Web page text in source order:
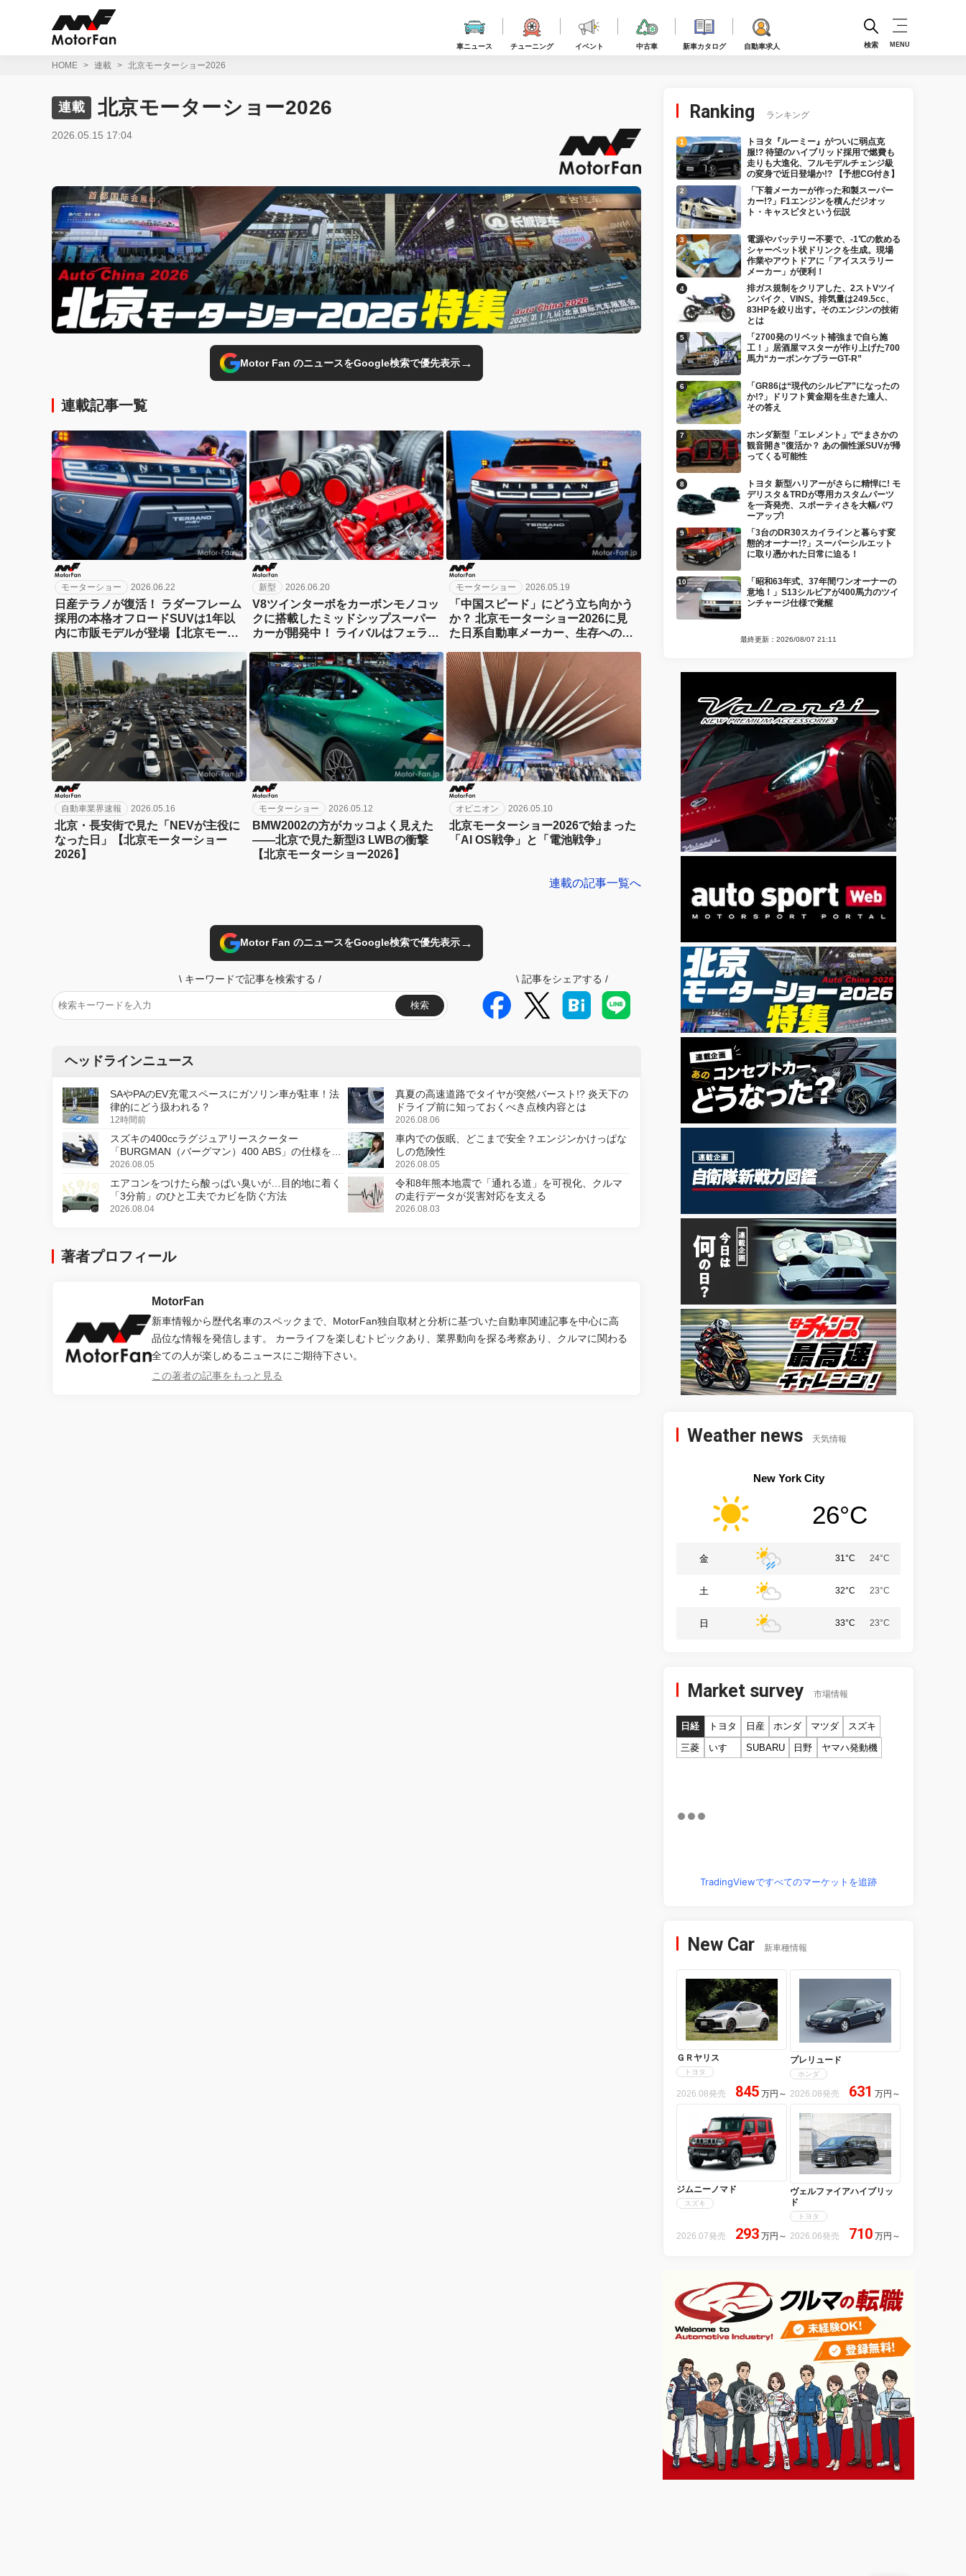
車ニュース チューニング イベント 中古車 新車カタログ 自動車求人 検索 MENU
HOME 連載 北京モーターショー2026
連載 北京モーターショー2026
2026.05.15 17:04
Motor Fan のニュースをGoogle検索で優先表示→
連載記事一覧
モーターショー 2026.06.22
日産テラノが復活！ ラダーフレーム
採用の本格オフロードSUVは1年以
内に市販モデルが登場【北京モータ
新型 2026.06.20
V8ツインターボをカーボンモノコッ
クに搭載したミッドシップスーパー
カーが開発中！ ライバルはフェラー
2026】
モーターショー 2026.05.19
「中国スピード」にどう立ち向かう
か？ 北京モーターショー2026に見
た日系自動車メーカー、生存への四
自動車業界速報 2026.05.16
北京・長安街で見た「NEVが主役に
なった日」【北京モーターショー
2026】
モーターショー 2026.05.12
BMW2002の方がカッコよく見えた
――北京で見た新型i3 LWBの衝撃
【北京モーターショー2026】
オピニオン 2026.05.10
北京モーターショー2026で始まった
「AI OS戦争」と「電池戦争」
連載の記事一覧へ
Motor Fan のニュースをGoogle検索で優先表示→
\ キーワードで記事を検索する /
検索
\ 記事をシェアする /
ヘッドラインニュース
SAやPAのEV充電スペースにガソリン車が駐車！法
律的にどう扱われる？
12時間前
真夏の高速道路でタイヤが突然バースト!? 炎天下の
ドライブ前に知っておくべき点検内容とは
2026.08.06
スズキの400ccラグジュアリースクーター
「BURGMAN（バーグマン）400 ABS」の仕様を変
更し、8月18日に発売
2026.08.05
車内での仮眠、どこまで安全？エンジンかけっぱな
しの危険性
2026.08.05
エアコンをつけたら酸っぱい臭いが…目的地に着く
「3分前」のひと工夫でカビを防ぐ方法
2026.08.04
令和8年熊本地震で「通れる道」を可視化、クルマ
の走行データが災害対応を支える
2026.08.03
著者プロフィール
MotorFan
新車情報から歴代名車のスペックまで、MotorFan独自取材と分析に基づいた自動車関連記事を中心に高
品位な情報を発信します。 カーライフを楽しむトピックあり、業界動向を探る考察あり、クルマに関わる
全ての人が楽しめるニュースにご期待下さい。
この著者の記事をもっと見る
Ranking ランキング
トヨタ『ルーミー』がついに弱点克
服!? 待望のハイブリッド採用で燃費も
走りも大進化、フルモデルチェンジ級
の変身で近日登場か!? 【予想CG付き】
「下着メーカーが作った和製スーパー
カー!?」F1エンジンを積んだジオッ
ト・キャスピタという伝説
電源やバッテリー不要で、-1℃の飲める
シャーベット状ドリンクを生成。現場
作業やアウトドアに「アイススラリー
メーカー」が便利！
排ガス規制をクリアした、2ストVツイ
ンバイク、VINS。排気量は249.5cc、
83HPを絞り出す。そのエンジンの技術
とは
「2700発のリベット補強まで自ら施
工！」居酒屋マスターが作り上げた700
馬力“カーボンケブラーGT-R”
「GR86は“現代のシルビア”になったの
か!?」ドリフト黄金期を生きた達人、
その答え
ホンダ新型「エレメント」で“まさかの
観音開き”復活か？ あの個性派SUVが帰
ってくる可能性
トヨタ 新型ハリアーがさらに精悍に! モ
デリスタ＆TRDが専用カスタムパーツ
を一斉発売、スポーティさを大幅パワ
ーアップ!
「3台のDR30スカイラインと暮らす変
態的オーナー!?」スーパーシルエット
に取り憑かれた日常に迫る！
「昭和63年式、37年間ワンオーナーの
意地！」S13シルビアが400馬力のツイ
ンチャージ仕様で覚醒
最終更新：2026/08/07 21:11
Weather news 天気情報
New York City
26°C
金 31°C 24°C
土 32°C 23°C
日 33°C 23°C
Market survey 市場情報
日経 トヨタ 日産 ホンダ マツダ
スズキ
三菱
いすゞ SUBARU 日野 ヤマハ発動機
TradingViewですべてのマーケットを追跡
New Car 新車種情報
ＧＲヤリス
トヨタ
2026.08発売 845 万円 ～
プレリュード
ホンダ
2026.08発売 631 万円 ～
ジムニーノマド
スズキ
2026.07発売 293 万円 ～
ヴェルファイアハイブリッ
ド
トヨタ
2026.06発売 710 万円 ～